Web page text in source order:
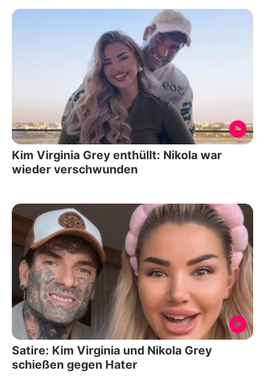
Kim Virginia Grey enthüllt: Nikola war
wieder verschwunden
Satire: Kim Virginia und Nikola Grey
schießen gegen Hater